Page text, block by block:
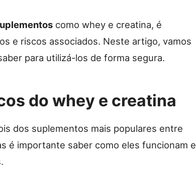
como whey e creatina, é
e riscos associados. Neste artigo, vamos
para utilizá-los de forma segura.
do whey e creatina
dos suplementos mais populares entre
é importante saber como eles funcionam e